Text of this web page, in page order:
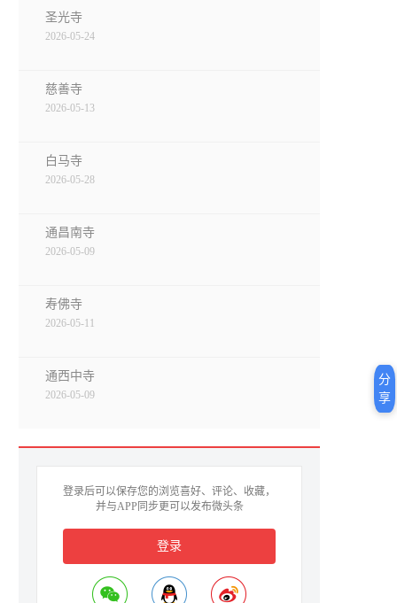
圣光寺
2026-05-24
慈善寺
2026-05-13
白马寺
2026-05-28
通昌南寺
2026-05-09
寿佛寺
2026-05-11
通西中寺
2026-05-09
登录后可以保存您的浏览喜好、评论、收藏，
并与APP同步更可以发布微头条
登录
分
享